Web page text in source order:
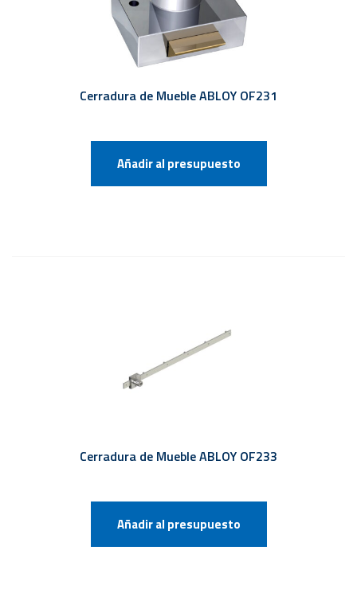
Cerradura de Mueble ABLOY OF231
Añadir al presupuesto
Cerradura de Mueble ABLOY OF233
Añadir al presupuesto